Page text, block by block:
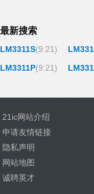
最新搜索
LM3311S(9:21) LM331
LM3311P(9:21)
21ic网站介绍
申请友情链接
隐私声明
网站地图
诚聘英才